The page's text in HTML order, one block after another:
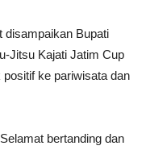
disampaikan Bupati
Jitsu Kajati Jatim Cup
ke pariwisata dan
bertanding dan